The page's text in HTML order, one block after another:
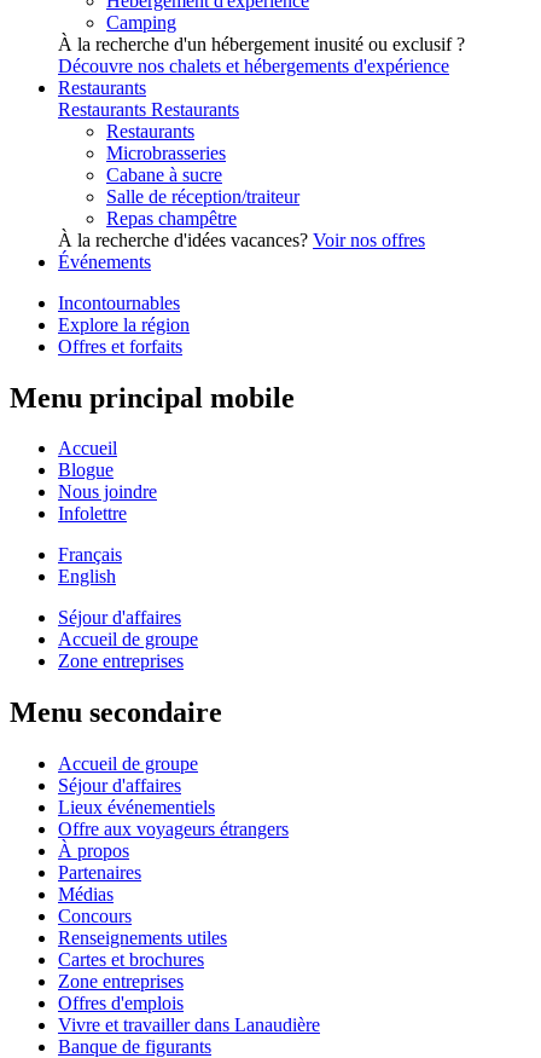
Camping
À la recherche d'un hébergement inusité ou exclusif ?
Découvre nos chalets et hébergements d'expérience
Restaurants
Restaurants Restaurants
Restaurants
Microbrasseries
Cabane à sucre
Salle de réception/traiteur
Repas champêtre
À la recherche d'idées vacances? Voir nos offres
Événements
Incontournables
Explore la région
Offres et forfaits
Menu principal mobile
Accueil
Blogue
Nous joindre
Infolettre
Français
English
Séjour d'affaires
Accueil de groupe
Zone entreprises
Menu secondaire
Accueil de groupe
Séjour d'affaires
Lieux événementiels
Offre aux voyageurs étrangers
À propos
Partenaires
Médias
Concours
Renseignements utiles
Cartes et brochures
Zone entreprises
Offres d'emplois
Vivre et travailler dans Lanaudière
Banque de figurants